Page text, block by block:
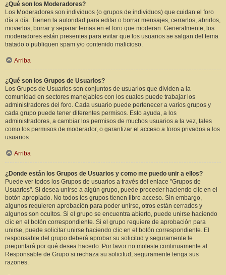
¿Qué son los Moderadores?
Los Moderadores son individuos (o grupos de individuos) que cuidan el foro
día a día. Tienen la autoridad para editar o borrar mensajes, cerrarlos, abrirlos,
moverlos, borrar y separar temas en el foro que moderan. Generalmente, los
moderadores están presentes para evitar que los usuarios se salgan del tema
tratado o publiquen spam y/o contenido malicioso.
Arriba
¿Qué son los Grupos de Usuarios?
Los Grupos de Usuarios son conjuntos de usuarios que dividen a la
comunidad en sectores manejables con los cuales puede trabajar los
administradores del foro. Cada usuario puede pertenecer a varios grupos y
cada grupo puede tener diferentes permisos. Esto ayuda, a los
administradores, a cambiar los permisos de muchos usuarios a la vez, tales
como los permisos de moderador, o garantizar el acceso a foros privados a los
usuarios.
Arriba
¿Donde están los Grupos de Usuarios y como me puedo unir a ellos?
Puede ver todos los Grupos de usuarios a través del enlace "Grupos de
Usuarios". Si desea unirse a algún grupo, puede proceder haciendo clic en el
botón apropiado. No todos los grupos tienen libre acceso. Sin embargo,
algunos requieren aprobación para poder unirse, otros están cerrados y
algunos son ocultos. Si el grupo se encuentra abierto, puede unirse haciendo
clic en el botón correspondiente. Si el grupo requiere de aprobación para
unirse, puede solicitar unirse haciendo clic en el botón correspondiente. El
responsable del grupo deberá aprobar su solicitud y seguramente le
preguntará por qué desea hacerlo. Por favor no moleste continuamente al
Responsable de Grupo si rechaza su solicitud; seguramente tenga sus
razones.